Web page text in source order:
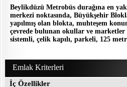
Beylikdüzü Metrobüs durağına en
merkezi noktasında, Büyükşehir
yapılmış olan blokta, muhteşem
çevrede bulunan okullar ve marketler
sistemli, çelik kapılı, parkeli, 125
Emlak Kriterleri
İç Özellikler